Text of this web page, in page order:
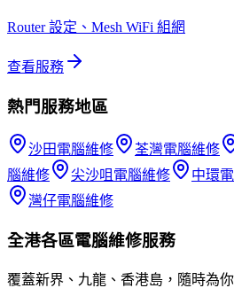
Router 設定、Mesh WiFi 組網
查看服務
熱門服務地區
沙田電腦維修 荃灣電腦維修
腦維修
尖沙咀 電腦維修 中環
灣仔電腦維修
全港各區電腦維修服務
覆蓋新界、九龍、香港島，隨時為